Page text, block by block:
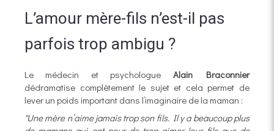
L’amour mère-fils n’est-il pas
parfois trop ambigu ?
Le médecin et psychologue Alain Braconnier
dédramatise complètement le sujet et cela permet de
lever un poids important dans l’imaginaire de la maman :
"Une mère n’aime jamais trop son fils. Il y a beaucoup plus